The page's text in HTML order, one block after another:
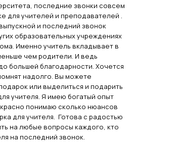
последние звонки совсем
для учителей и преподавателей .
и последний звонок
образовательных учреждениях
Именно учитель вкладывает в
чем родители. И ведь
большей благодарности. Хочется
надолго. Вы можете
или выделиться и подарить
учителя. Я имею богатый опыт
понимаю сколько нюансов
для учителя. Готова с радостью
на любые вопросы каждого, кто
на последний звонок.